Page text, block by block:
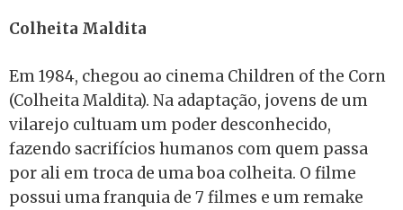
Colheita Maldita
Em 1984, chegou ao cinema Children of the Corn
(Colheita Maldita). Na adaptação, jovens de um
vilarejo cultuam um poder desconhecido,
fazendo sacrifícios humanos com quem passa
por ali em troca de uma boa colheita. O filme
possui uma franquia de 7 filmes e um remake